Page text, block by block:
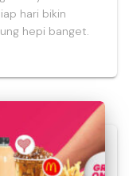
hari bikin
hepi banget.